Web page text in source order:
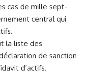
cas de mille sept-
central qui
la liste des
de sanction
d’actifs.